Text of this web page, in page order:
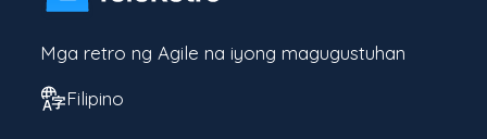
Mga retro ng Agile na iyong magugustuhan
Filipino